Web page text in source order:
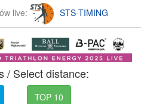
live: STS-TIMING
/ Select distance:
TOP 10